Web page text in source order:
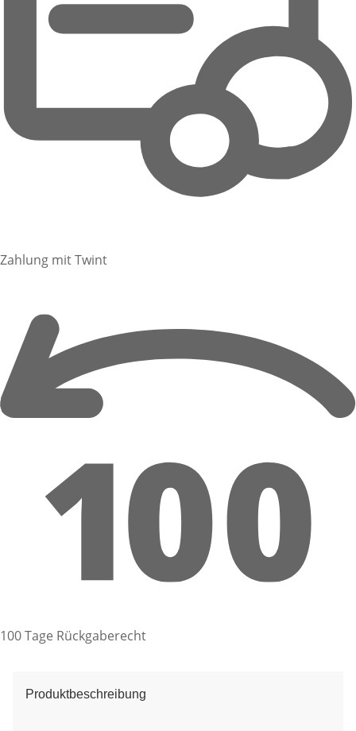
Zahlung mit Twint
100 Tage Rückgaberecht
Produktbeschreibung